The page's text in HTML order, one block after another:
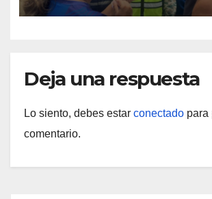
Deja una respuesta
Lo siento, debes estar conectado para
comentario.